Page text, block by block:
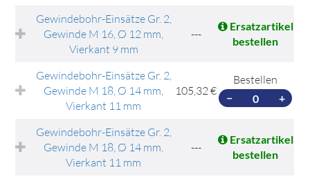
Gewindebohr-Einsätze Gr. 2,
Gewinde M 16, Ø 12 mm,
Vierkant 9 mm
---
Ersatzartikel
bestellen
Gewindebohr-Einsätze Gr. 2,
Gewinde M 18, Ø 14 mm,
Vierkant 11 mm
105,32 €
Bestellen
− +
Gewindebohr-Einsätze Gr. 2,
Gewinde M 18, Ø 14 mm,
Vierkant 11 mm
---
Ersatzartikel
bestellen